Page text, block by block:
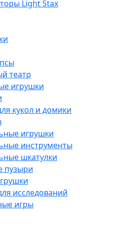
Light Stax
театр
игрушки
кукол и домики
игрушки
инструменты
шкатулки
пузыри
исследований
игры